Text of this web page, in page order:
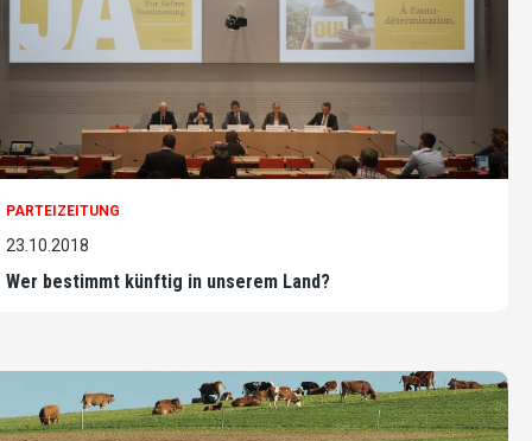
PARTEIZEITUNG
23.10.2018
Wer bestimmt künftig in unserem Land?